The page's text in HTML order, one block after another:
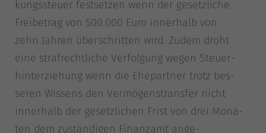
kungs­steu­er fest­set­zen wenn der gesetz­li­che
Frei­be­trag von 500.000 Euro inner­halb von
zehn Jah­ren über­schrit­ten wird. Zudem droht
eine straf­recht­li­che Ver­fol­gung wegen Steu­er­
hin­ter­zie­hung wenn die Ehe­part­ner trotz bes­
se­ren Wis­sens den Ver­mö­gen­s­trans­fer nicht
inner­halb der gesetz­li­chen Frist von drei Mona­
ten dem zustän­di­gen Finanz­amt ange­